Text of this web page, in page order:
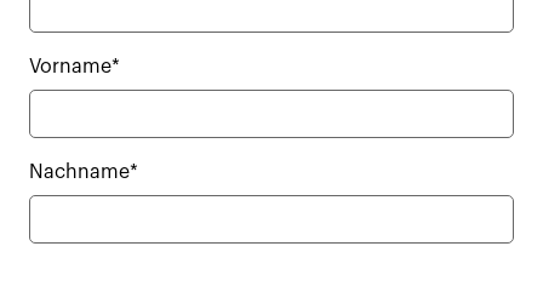
Vorname*
Nachname*